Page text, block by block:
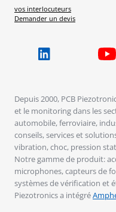
vos interlocuteurs
Demander un devis
Depuis 2000, PCB
et le monitoring dans les
automobile, ferroviaire,
conseils, services et
vibration, choc, pression
Notre gamme de produit:
microphones, capteurs de
systèmes de vérification et
Piezotronics a intégré